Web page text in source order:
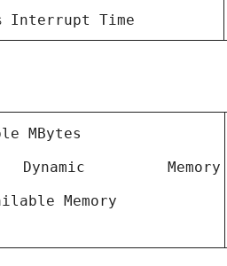
Interrupt Time
MBytes
Memory
Memory